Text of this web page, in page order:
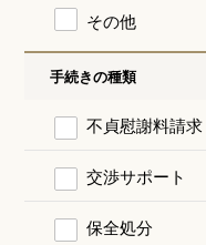
その他
手続きの種類
不貞慰謝料請求
交渉サポート
保全処分